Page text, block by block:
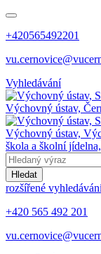
+420565492201
Vyhledávání
Výchovný ústav,
Výchovný ústav,
škola a školní jídelna,
Hledat
rozšířené
+420 565 492 201